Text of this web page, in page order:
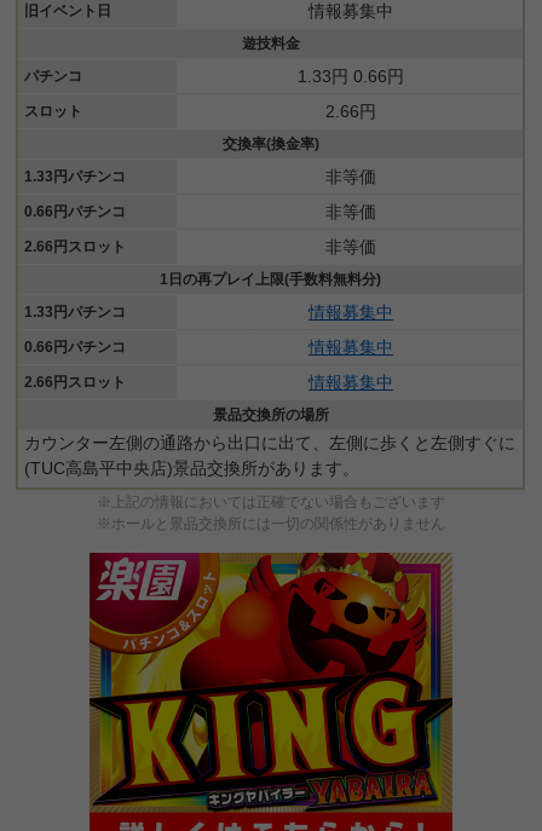
旧イベント日 情報募集中
遊技料金
パチンコ
1.33円 0.66円
スロット 2.66円
交換率(換金率)
1.33円パチンコ
非等価
0.66円パチンコ 非等価
2.66円スロット 非等価
1日の再プレイ上限(手数料無料分)
1.33円パチンコ
情報募集中
0.66円パチンコ 情報募集中
2.66円スロット 情報募集中
景品交換所の場所
カウンター左側の通路から出口に出て、左側に歩くと左側すぐに
(TUC高島平中央店)景品交換所があります。
※上記の情報においては正確でない場合もございます
※ホールと景品交換所には一切の関係性がありません